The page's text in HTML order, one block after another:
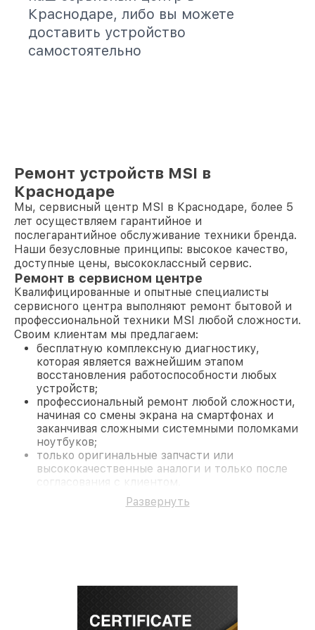
Краснодаре, либо вы можете
доставить устройство
самостоятельно
Ремонт устройств MSI в
Краснодаре
Мы, сервисный центр MSI в Краснодаре, более 5
лет осуществляем гарантийное и
послегарантийное обслуживание техники бренда.
Наши безусловные принципы: высокое качество,
доступные цены, высококлассный сервис.
Ремонт в сервисном центре
Квалифицированные и опытные специалисты
сервисного центра выполняют ремонт бытовой и
профессиональной техники MSI любой сложности.
Своим клиентам мы предлагаем:
бесплатную комплексную диагностику,
которая является важнейшим этапом
восстановления работоспособности любых
устройств;
профессиональный ремонт любой сложности,
начиная со смены экрана на смартфонах и
заканчивая сложными системными поломками
ноутбуков;
только оригинальные запчасти или
высококачественные аналоги и только после
согласования с клиентом.
На все работы и замененные комплектующие
предоставляется длительная гарантия. В случае
современное оборудование и
Развернуть